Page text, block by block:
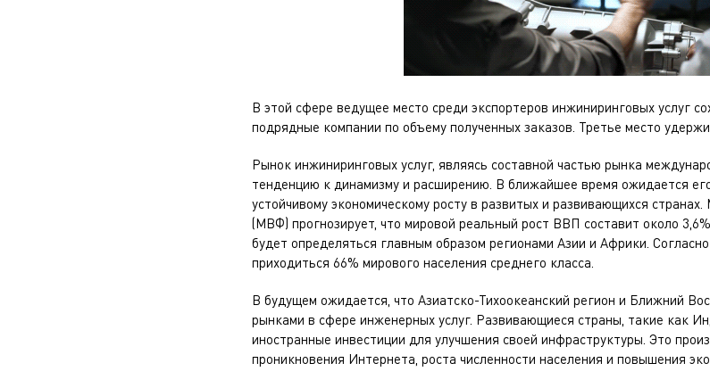
В этой сфере ведущее место среди экспортеров инжиниринговых услуг
подрядные компании по объему полученных заказов. Третье место
Рынок инжиниринговых услуг, являясь составной частью рынка
тенденцию к динамизму и расширению. В ближайшее время ожидается
устойчивому экономическому росту в развитых и развивающихся
(МВФ) прогнозирует, что мировой реальный рост ВВП составит около
будет определяться главным образом регионами Азии и Африки.
приходиться 66% мирового населения среднего класса.
В будущем ожидается, что Азиатско-Тихоокеанский регион и Ближний
рынками в сфере инженерных услуг. Развивающиеся страны, такие как
иностранные инвестиции для улучшения своей инфраструктуры. Это
проникновения Интернета, роста численности населения и повышения